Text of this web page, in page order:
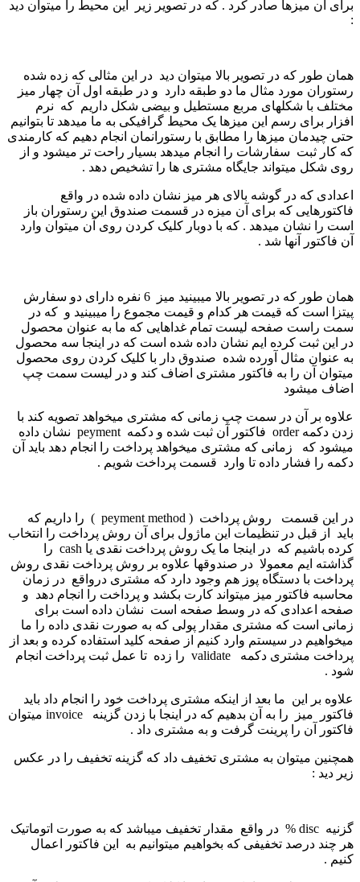
برای آن میزها صادر کرد . که در تصویر زیر این محیط را میتوان دید
:
همان طور که در تصویر بالا میتوان دید در این مثالی که زده شده
رستوران مورد مثال ما دو طبقه دارد و در طبقه اول آن چهار میز
مختلف با شکلهای مربع مستطیل و بیضی شکل داریم که نرم
افزار برای رسم این میزها یک محیط گرافیکی به ما میدهد تا بتوانیم
حتی چیدمان میزها را مطابق با رستورانمان انجام دهیم که کارمندی
که کار ثبت سفارشات را انجام میدهد بسیار راحت تر میشود و از
روی شکل میتواند جایگاه مشتری ها را تشخیص دهد .
اعدادی که در گوشه بالای هر میز نشان داده شده در واقع
فاکتورهایی که برای آن میزه در قسمت صندوق این رستوران باز
است را نشان میدهد . که با دوبار کلیک کردن روی آن میتوان وارد
آن فاکتور آنها شد .
همان طور که در تصویر بالا میبینید میز 6 نفره دارای دو سفارش
پیتزا است که قیمت هر کدام و قیمت مجموع را میبینید و که در
سمت راست صفحه لیست تمام غداهایی که ما به عنوان محصول
در این ثبت کرده ایم نشان داده شده است که در اینجا سه محصول
به عنوان مثال آورده شده صندوق دار با کلیک کردن روی محصول
میتوان آن را به فاکتور مشتری اضاف کند و در لیست سمت چپ
اضاف میشود
علاوه بر آن در سمت چپ زمانی که مشتری میخواهد تصویه کند با
زدن دکمه order فاکتور آن ثبت شده و دکمه peyment نشان داده
میشود که زمانی که مشتری میخواهد پرداخت را انجام دهد باید آن
دکمه را فشار داده تا وارد قسمت پرداخت شویم .
در این قسمت روش پرداخت ( peyment method ) را داریم که
باید از قبل در تنظیمات این ماژول برای آن روش پرداخت را انتخاب
کرده باشیم که در اینجا ما یک روش پرداخت نقدی یا cash را
گذاشته ایم معمولا در صندوقها علاوه بر روش پرداخت نقدی روش
پرداخت با دستگاه پوز هم وجود دارد که مشتری درواقع در زمان
محاسبه فاکتور میز میتواند کارت بکشد و پرداخت را انجام دهد و
صفحه اعدادی که در وسط صفحه است نشان داده است برای
زمانی است که مشتری مقدار پولی که به صورت نقدی داده را ما
میخواهیم در سیستم وارد کنیم از صفحه کلید استفاده کرده و بعد از
پرداخت مشتری دکمه validate را زده تا عمل ثبت پرداخت انجام
شود .
علاوه بر این ما بعد از اینکه مشتری پرداخت خود را انجام داد باید
فاکتور میز را به آن بدهیم که در اینجا با زدن گزینه invoice میتوان
فاکتور آن را پرینت گرفت و به مشتری داد .
همچنین میتوان به مشتری تخفیف داد که گزینه تخفیف را در عکس
زیر دید :
گزنیه disc % در واقع مقدار تخفیف میباشد که به صورت اتوماتیک
هر چند درصد تخفیفی که بخواهیم میتوانیم به این فاکتور اعمال
کنیم .